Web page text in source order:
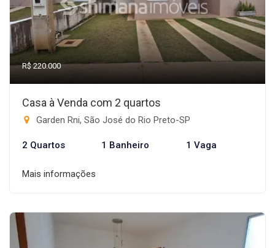
R$ 220.000
Casa à Venda com 2 quartos
Garden Rni, São José do Rio Preto-SP
2 Quartos 1 Banheiro 1 Vaga
Mais informações